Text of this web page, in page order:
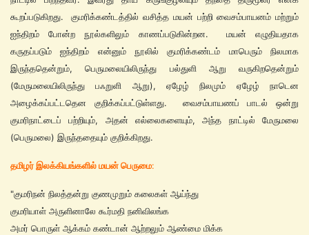
கூறப்படுகிறது. குமரிக்கண்டத்தில் வசித்த மயன் பற்றி வைசம்பாயனம் மற்றும்
ஐந்திறம் போன்ற நூல்களிலும் காணப்படுகின்றன. மயன் எழுதியதாக
கருதப்படும் ஐந்திறம் என்னும் நூலில் குமரிக்கண்டம் மாபெரும் நிலமாக
இருந்ததென்றும், பெருமலையிலிருந்து பல்துளி ஆறு வருகிறதென்றும்
(மேருமலையிலிருந்து பஃறுளி ஆறு), ஏழேழ் நிலமும் ஏழேழ் நாடென
அழைக்கப்பட்டதென குறிக்கப்பட்டுள்ளது. வைசம்பாயணப் பாடல் ஒன்று
குமரிநாட்டைப் பற்றியும், அதன் எல்லைகளையும், அந்த நாட்டில் மேருமலை
(பெருமலை) இருந்ததையும் குறிக்கிறது.
தமிழர் இலக்கியங்களில் மயன் பெருமை:
"குமரிநன் நிலத்தன்று குணமுறும் கலைகள் ஆய்ந்து
குமரியாள் அருளினாலே கூர்மதி நனிவிலங்க
அமர் பொருள் ஆக்கம் கண்டான் ஆற்றலும் ஆண்மை மிக்க